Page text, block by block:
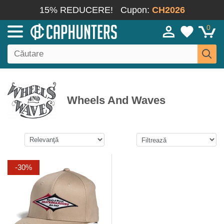
15% REDUCERE! Cupon: CH2026
0
Wheels And Waves
-30%